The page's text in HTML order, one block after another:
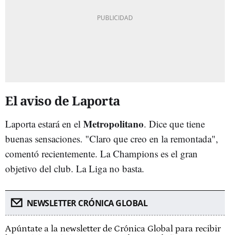
El aviso de Laporta
Laporta estará en el Metropolitano. Dice que tiene
buenas sensaciones. "Claro que creo en la remontada",
comentó recientemente. La Champions es el gran
objetivo del club. La Liga no basta.
NEWSLETTER CRÓNICA GLOBAL
Apúntate a la newsletter de Crónica Global para recibir